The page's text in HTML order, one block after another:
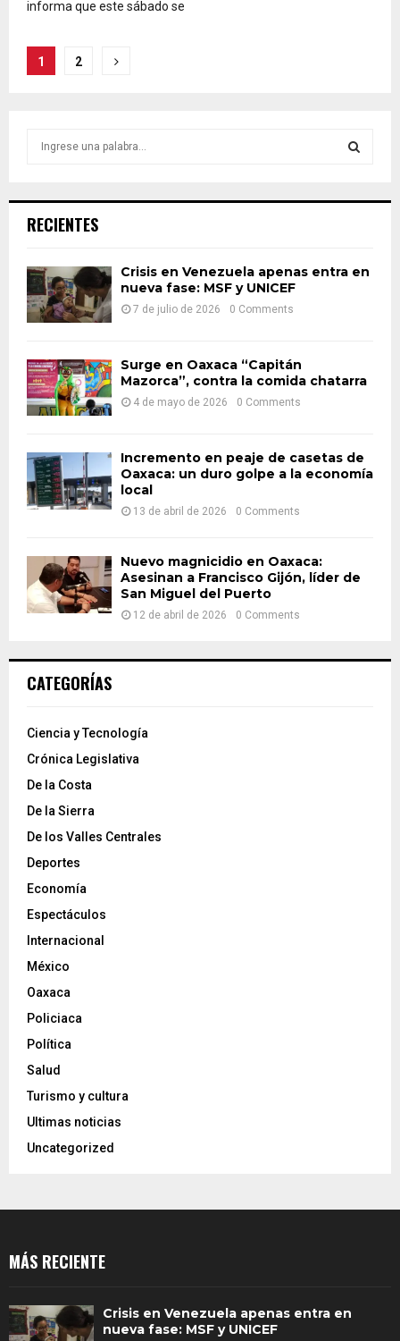
informa que este sábado se
Paginación
1 2
h
o
:
RECIENTES
Crisis en Venezuela apenas entra en
nueva fase: MSF y UNICEF
7 de julio de 2026 0 Comments
Surge en Oaxaca “Capitán
Mazorca”, contra la comida chatarra
4 de mayo de 2026 0 Comments
Incremento en peaje de casetas de
Oaxaca: un duro golpe a la economía
local
13 de abril de 2026 0 Comments
Nuevo magnicidio en Oaxaca:
Asesinan a Francisco Gijón, líder de
San Miguel del Puerto
12 de abril de 2026 0 Comments
CATEGORÍAS
Ciencia y Tecnología
Crónica Legislativa
De la Costa
De la Sierra
De los Valles Centrales
Deportes
Economía
Espectáculos
Internacional
México
Oaxaca
Policiaca
Política
Salud
Turismo y cultura
Ultimas noticias
Uncategorized
MÁS RECIENTE
Crisis en Venezuela apenas entra en
nueva fase: MSF y UNICEF